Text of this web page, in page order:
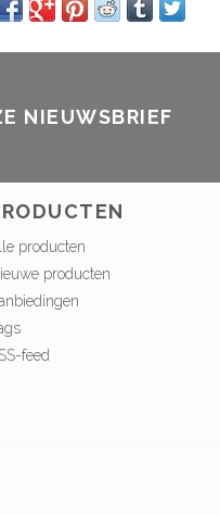
NIEUWSBRIEF
producten
producten
feed